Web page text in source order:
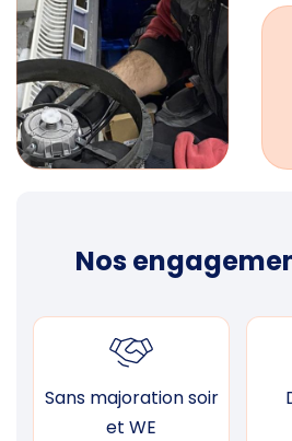
Nos
Sans majoration soir
et WE